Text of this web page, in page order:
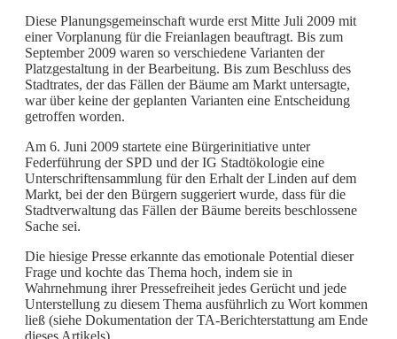
Diese Planungsgemeinschaft wurde erst Mitte Juli 2009 mit
einer Vorplanung für die Freianlagen beauftragt. Bis zum
September 2009 waren so verschiedene Varianten der
Platzgestaltung in der Bearbeitung. Bis zum Beschluss des
Stadtrates, der das Fällen der Bäume am Markt untersagte,
war über keine der geplanten Varianten eine Entscheidung
getroffen worden.
Am 6. Juni 2009 startete eine Bürgerinitiative unter
Federführung der SPD und der IG Stadtökologie eine
Unterschriftensammlung für den Erhalt der Linden auf dem
Markt, bei der den Bürgern suggeriert wurde, dass für die
Stadtverwaltung das Fällen der Bäume bereits beschlossene
Sache sei.
Die hiesige Presse erkannte das emotionale Potential dieser
Frage und kochte das Thema hoch, indem sie in
Wahrnehmung ihrer Pressefreiheit jedes Gerücht und jede
Unterstellung zu diesem Thema ausführlich zu Wort kommen
ließ (siehe Dokumentation der TA-Berichterstattung am Ende